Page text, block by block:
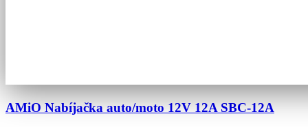
AMiO Nabíjačka auto/moto 12V 12A SBC-12A